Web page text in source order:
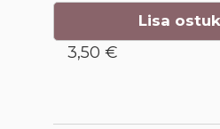
Lisa
3,50 €